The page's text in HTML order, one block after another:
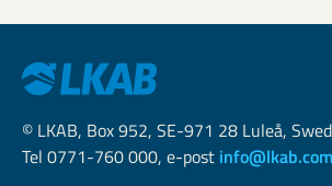
© LKAB, Box 952, SE-971 28 Luleå,
Tel 0771-760 000, e-post info@lkab.com